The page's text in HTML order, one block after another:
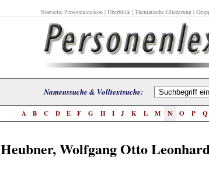
Startseite Personenlexikon| Überblick| Thematische Gliederung|
Namenssuche & Volltextsuche:
A B C D E F G H I J K L M N O P Q
Heubner, Wolfgang Otto